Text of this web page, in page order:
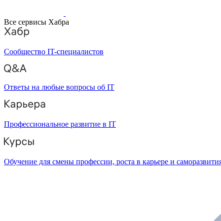
Все сервисы Хабра
Сообщество IT-специалистов
Ответы на любые вопросы об IT
Профессиональное развитие в IT
Обучение для смены профессии, роста в карьере и